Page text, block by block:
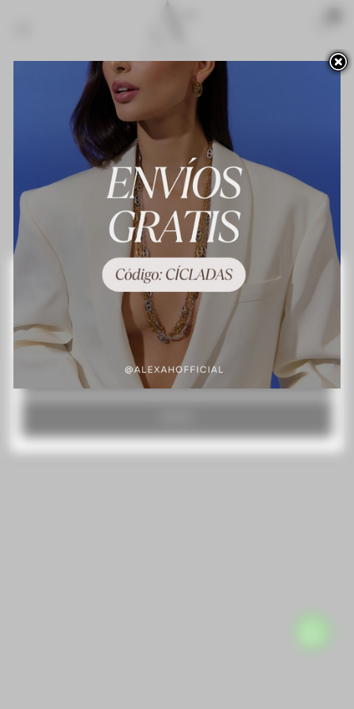
Acceso para profesionales
¡Lo más vendido! Contacte con nosotros
Terminos y condiciones de uso
Preguntas frecuentes Política de privacidad
Política de cookies Mapa del sitio
Este sitio web utiliza cookies propias y de terceros para mejorar nuestros servicios y
mostrarle publicidad relacionada con sus preferencias mediante el análisis de sus
hábitos de navegación. Para dar su consentimiento sobre su uso pulse el botón
Más información Personalizar las cookies
RECHAZAR TODO